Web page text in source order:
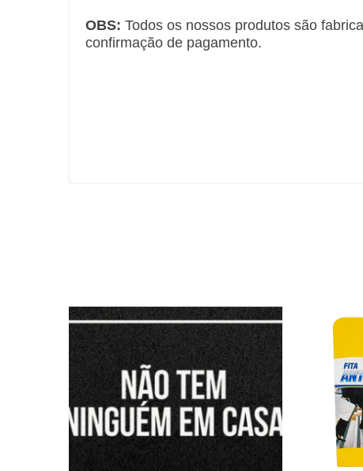
OBS: Todos os nossos produtos são
confirmação de pagamento.